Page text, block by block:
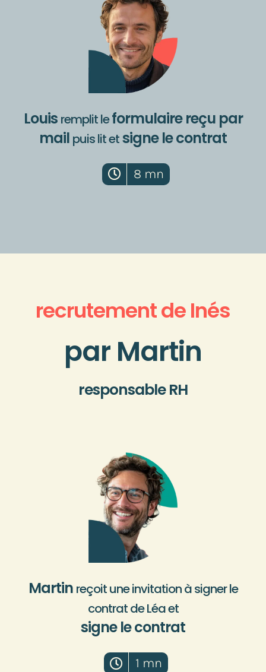
Louis remplit leformulaire reçu par
mail puis lit etsigne le contrat
8 mn
recrutement de Inés
par Martin
responsable RH
Martin reçoit une invitation à signer le
contrat de Léa et
signe le contrat
1 mn